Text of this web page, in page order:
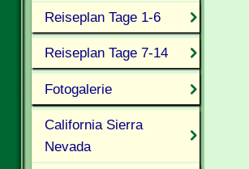
Reiseplan Tage 1-6
Reiseplan Tage 7-14
Fotogalerie
California Sierra
Nevada